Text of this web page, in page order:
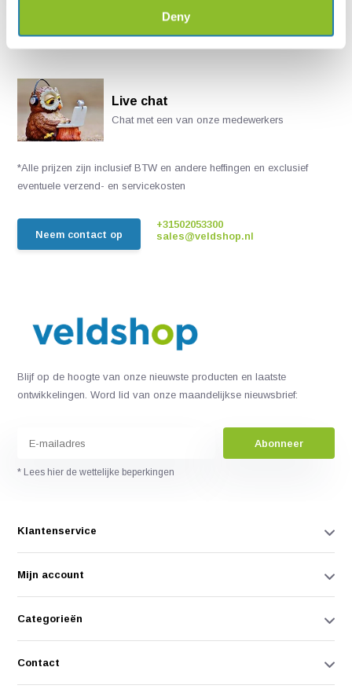
Deny
Live chat
Chat met een van onze medewerkers
*Alle prijzen zijn inclusief BTW en andere heffingen en exclusief
eventuele verzend- en servicekosten
Neem contact op
+31502053300
sales@veldshop.nl
Blijf op de hoogte van onze nieuwste producten en laatste
ontwikkelingen. Word lid van onze maandelijkse nieuwsbrief:
Abonneer
* Lees hier de wettelijke beperkingen
Klantenservice
Mijn account
Categorieën
Contact